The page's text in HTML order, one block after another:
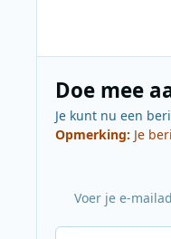
Doe mee
Je kunt nu een
Opmerking: Je